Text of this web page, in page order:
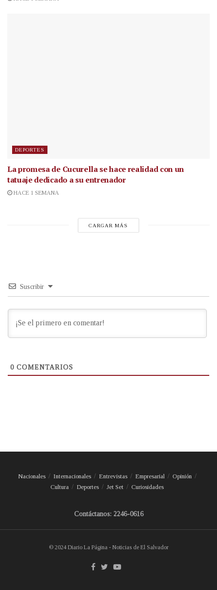
DEPORTES
La promesa de Cucurella se hace realidad con un
tatuaje dedicado a su entrenador
HACE 1 SEMANA
CARGAR MÁS
Suscribir
0 COMENTARIOS
Nacionales Internacionales Entrevistas Empresarial
Opinión
Cultura
Deportes Jet Set Curiosidades
Contáctanos: 2246-0616
© 2024 Diario La Página - Noticias de El Salvador